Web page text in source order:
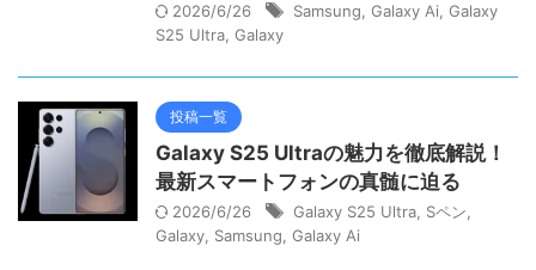
2026/6/26 Samsung Galaxy Ai Galaxy
S25 Ultra Galaxy
投稿一覧
Galaxy S25 Ultraの魅力を徹底解説！
最新スマートフォンの真髄に迫る
2026/6/26 Galaxy S25 Ultra Sペン
Galaxy Samsung Galaxy Ai